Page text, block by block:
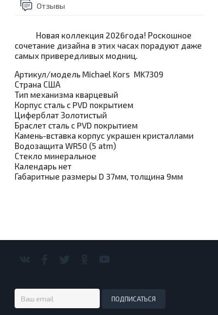
Отзывы
Новая коллекция 2026года! Роскошное
сочетание дизайна в этих часах порадуют даже
самых привередливых модниц.
Артикул/модель Michael Kors MK7309
Страна США
Тип механизма кварцевый
Корпус сталь с PVD покрытием
Циферблат Золотистый
Браслет сталь с PVD покрытием
Камень-вставка корпус украшен кристаллами
Водозащита WR50 (5 atm)
Стекло минеральное
Календарь нет
Габаритные размеры D 37мм, толщина 9мм